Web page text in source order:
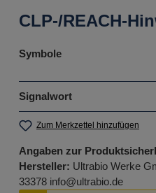
CLP-/REACH-
Symbole
Signalwort
Zum Merkzettel hinzufügen
Angaben zur
Hersteller: Ultrabio Werke
33378 info@ultrabio.de